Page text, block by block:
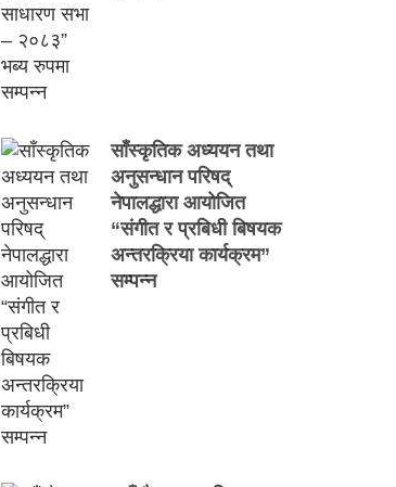
साँस्कृतिक अध्ययन तथा
अनुसन्धान परिषद्
नेपालद्धारा आयोजित
“संगीत र प्रबिधी बिषयक
अन्तरक्रिया कार्यक्रम”
सम्पन्न